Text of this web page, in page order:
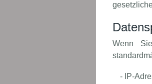
Wenn
- IP-